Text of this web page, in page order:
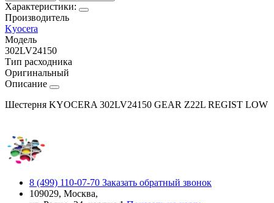
Характеристики:
Производитель
Kyocera
Модель
302LV24150
Тип расходника
Оригинальный
Описание
Шестерня KYOCERA 302LV24150 GEAR Z22L REGIST LOW
8 (499) 110-07-70 Заказать обратный звонок
109029, Москва,